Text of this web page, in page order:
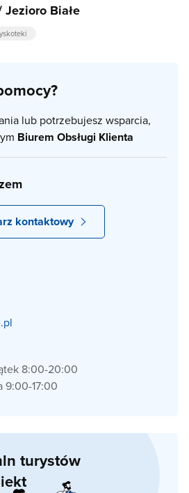
Białe
lub potrzebujesz wsparcia,
Biurem Obsługi Klienta
kontaktowy
8:00-20:00
9:00-17:00
turystów